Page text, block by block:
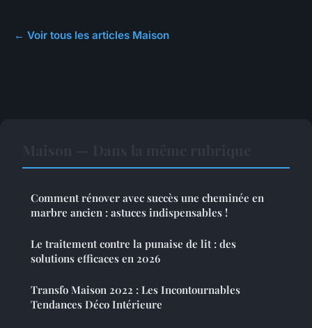
← Voir tous les articles Maison
Comment rénover avec succès une cheminée en
marbre ancien : astuces indispensables !
Le traitement contre la punaise de lit : des
solutions efficaces en 2026
Transfo Maison 2022 : Les Incontournables
Tendances Déco Intérieure